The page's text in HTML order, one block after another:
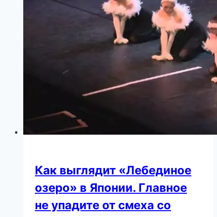
Как выглядит «Лебединое
озеро» в Японии. Главное
не упадите от смеха со